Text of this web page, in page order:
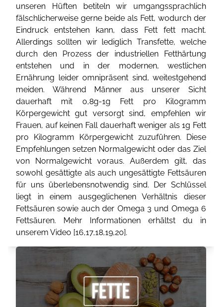
unseren Hüften betiteln wir umgangssprachlich
fälschlicherweise gerne beide als Fett, wodurch der
Eindruck entstehen kann, dass Fett fett macht.
Allerdings sollten wir lediglich Transfette, welche
durch den Prozess der industriellen Fetthärtung
entstehen und in der modernen, westlichen
Ernährung leider omnipräsent sind, weitestgehend
meiden. Während Männer aus unserer Sicht
dauerhaft mit 0,8g-1g Fett pro Kilogramm
Körpergewicht gut versorgt sind, empfehlen wir
Frauen, auf keinen Fall dauerhaft weniger als 1g Fett
pro Kilogramm Körpergewicht zuzuführen. Diese
Empfehlungen setzen Normalgewicht oder das Ziel
von Normalgewicht voraus. Außerdem gilt, das
sowohl gesättigte als auch ungesättigte Fettsäuren
für uns überlebensnotwendig sind. Der Schlüssel
liegt in einem ausgeglichenen Verhältnis dieser
Fettsäuren sowie auch der Omega 3 und Omega 6
Fettsäuren. Mehr Informationen erhältst du in
unserem Video [16,17,18,19,20].